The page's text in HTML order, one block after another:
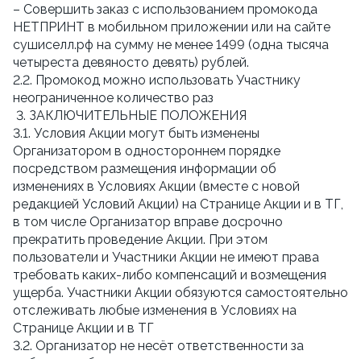
– Совершить заказ с использованием промокода
НЕТПРИНТ в мобильном приложении или на сайте
сушиселл.рф на сумму не менее 1499 (одна тысяча
четыреста девяносто девять) рублей.
2.2. Промокод можно использовать Участнику
неограниченное количество раз
3. ЗАКЛЮЧИТЕЛЬНЫЕ ПОЛОЖЕНИЯ
3.1. Условия Акции могут быть изменены
Организатором в одностороннем порядке
посредством размещения информации об
изменениях в Условиях Акции (вместе с новой
редакцией Условий Акции) на Странице Акции и в ТГ,
в том числе Организатор вправе досрочно
прекратить проведение Акции. При этом
пользователи и Участники Акции не имеют права
требовать каких-либо компенсаций и возмещения
ущерба. Участники Акции обязуются самостоятельно
отслеживать любые изменения в Условиях на
Странице Акции и в ТГ
3.2. Организатор не несёт ответственности за